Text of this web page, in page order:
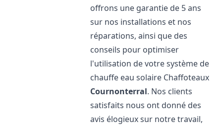
offrons une garantie de 5 ans
sur nos installations et nos
réparations, ainsi que des
conseils pour optimiser
l'utilisation de votre système de
chauffe eau solaire Chaffoteaux
Cournonterral. Nos clients
satisfaits nous ont donné des
avis élogieux sur notre travail,